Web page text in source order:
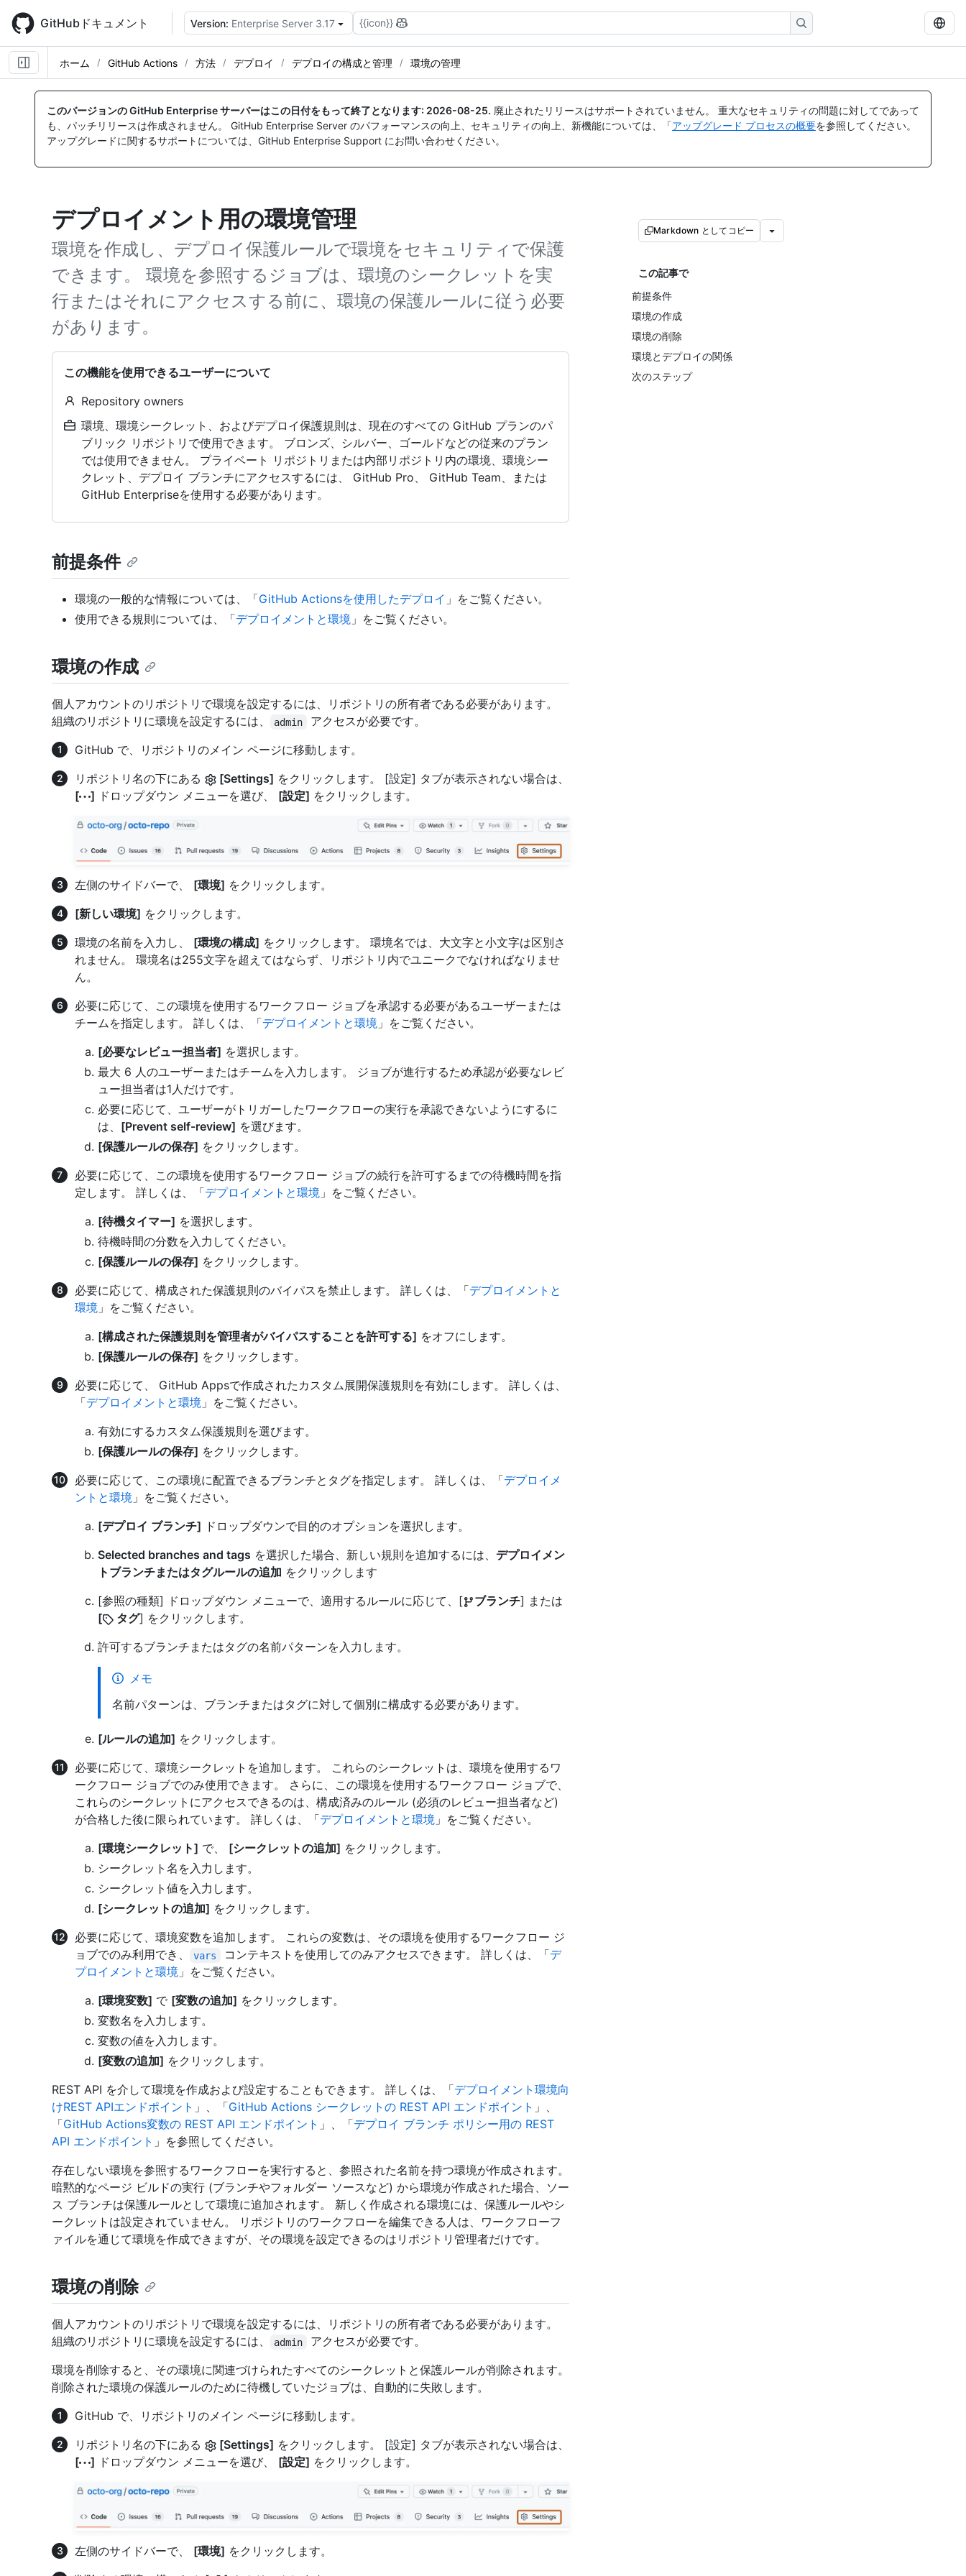
main
content
GitHubドキュメント Version: Enterprise Server 3.17 {{icon}}
ホーム GitHub Actions 方法 デプロイ デプロイの構成と管理 環境の管理
このバージョンの GitHub Enterprise サーバーはこの日付をもって終了となります: 2026-08-25. 廃止されたリリースはサポートされていません。 重大なセキュリティの問題に対してであって
も、パッチリリースは作成されません。 GitHub Enterprise Server のパフォーマンスの向上、セキュリティの向上、新機能については、「アップグレード プロセスの概要を参照してください。
アップグレードに関するサポートについては、GitHub Enterprise Support にお問い合わせください。
デプロイメント用の環境管理
環境を作成し、デプロイ保護ルールで環境をセキュリティで保護
できます。 環境を参照するジョブは、環境のシークレットを実
行またはそれにアクセスする前に、環境の保護ルールに従う必要
があります。
この機能を使用できるユーザーについて
Repository owners
環境、環境シークレット、およびデプロイ保護規則は、現在のすべての GitHub プランのパ
ブリック リポジトリで使用できます。 ブロンズ、シルバー、ゴールドなどの従来のプラン
では使用できません。 プライベート リポジトリまたは内部リポジトリ内の環境、環境シー
クレット、デプロイ ブランチにアクセスするには、 GitHub Pro、 GitHub Team、または
GitHub Enterpriseを使用する必要があります。
Markdown としてコピー
この記事で
前提条件
環境の作成
環境の削除
環境とデプロイの関係
次のステップ
前提条件
環境の一般的な情報については、「GitHub Actionsを使用したデプロイ 」をご覧ください。
使用できる規則については、「デプロイメントと環境 」をご覧ください。
環境の作成
個人アカウントのリポジトリで環境を設定するには、リポジトリの所有者である必要があります。
組織のリポジトリに環境を設定するには、
admin
アクセスが必要です。
GitHub で、リポジトリのメイン ページに移動します。
リポジトリ名の下にある
[Settings] をクリックします。 [設定] タブが表示されない場合は、
[
] ドロップダウン メニューを選び、 [設定] をクリックします。
左側のサイドバーで、 [環境] をクリックします。
[新しい環境] をクリックします。
環境の名前を入力し、 [環境の構成] をクリックします。 環境名では、大文字と小文字は区別さ
れません。 環境名は255文字を超えてはならず、リポジトリ内でユニークでなければなりませ
ん。
必要に応じて、この環境を使用するワークフロー ジョブを承認する必要があるユーザーまたは
チームを指定します。 詳しくは、「デプロイメントと環境 」をご覧ください。
[必要なレビュー担当者] を選択します。
最大 6 人のユーザーまたはチームを入力します。 ジョブが進行するため承認が必要なレビ
ュー担当者は1人だけです。
必要に応じて、ユーザーがトリガーしたワークフローの実行を承認できないようにするに
は、 [Prevent self-review] を選びます。
[保護ルールの保存] をクリックします。
必要に応じて、この環境を使用するワークフロー ジョブの続行を許可するまでの待機時間を指
定します。 詳しくは、「デプロイメントと環境 」をご覧ください。
[待機タイマー] を選択します。
待機時間の分数を入力してください。
[保護ルールの保存] をクリックします。
必要に応じて、構成された保護規則のバイパスを禁止します。 詳しくは、「デプロイメントと
環境 」をご覧ください。
[構成された保護規則を管理者がバイパスすることを許可する] をオフにします。
[保護ルールの保存] をクリックします。
必要に応じて、 GitHub Appsで作成されたカスタム展開保護規則を有効にします。 詳しくは、
「デプロイメントと環境 」をご覧ください。
有効にするカスタム保護規則を選びます。
[保護ルールの保存] をクリックします。
必要に応じて、この環境に配置できるブランチとタグを指定します。 詳しくは、「デプロイメ
ントと環境 」をご覧ください。
[デプロイ ブランチ] ドロップダウンで目的のオプションを選択します。
Selected branches and tags を選択した場合、新しい規則を追加するには、 デプロイメン
トブランチまたはタグルールの追加 をクリックします
[参照の種類] ドロップダウン メニューで、適用するルールに応じて、[
ブランチ] または
[
タグ] をクリックします。
許可するブランチまたはタグの名前パターンを入力します。
メモ
名前パターンは、ブランチまたはタグに対して個別に構成する必要があります。
[ルールの追加] をクリックします。
必要に応じて、環境シークレットを追加します。 これらのシークレットは、環境を使用するワ
ークフロー ジョブでのみ使用できます。 さらに、この環境を使用するワークフロー ジョブで、
これらのシークレットにアクセスできるのは、構成済みのルール (必須のレビュー担当者など)
が合格した後に限られています。 詳しくは、「デプロイメントと環境 」をご覧ください。
[環境シークレット] で、 [シークレットの追加] をクリックします。
シークレット名を入力します。
シークレット値を入力します。
[シークレットの追加] をクリックします。
必要に応じて、環境変数を追加します。 これらの変数は、その環境を使用するワークフロー ジ
ョブでのみ利用でき、
vars コンテキストを使用してのみアクセスできます。 詳しくは、「デ
プロイメントと環境 」をご覧ください。
[環境変数] で [変数の追加] をクリックします。
変数名を入力します。
変数の値を入力します。
[変数の追加] をクリックします。
REST API を介して環境を作成および設定することもできます。 詳しくは、「デプロイメント環境向
けREST APIエンドポイント 」、「GitHub Actions シークレットの REST API エンドポイント 」、
「GitHub Actions変数の REST API エンドポイント 」、「デプロイ ブランチ ポリシー用の REST
API エンドポイント 」を参照してください。
存在しない環境を参照するワークフローを実行すると、参照された名前を持つ環境が作成されます。
暗黙的なページ ビルドの実行 (ブランチやフォルダー ソースなど) から環境が作成された場合、ソー
ス ブランチは保護ルールとして環境に追加されます。 新しく作成される環境には、保護ルールやシ
ークレットは設定されていません。 リポジトリのワークフローを編集できる人は、ワークフローフ
ァイルを通じて環境を作成できますが、その環境を設定できるのはリポジトリ管理者だけです。
環境の削除
個人アカウントのリポジトリで環境を設定するには、リポジトリの所有者である必要があります。
組織のリポジトリに環境を設定するには、
admin
アクセスが必要です。
環境を削除すると、その環境に関連づけられたすべてのシークレットと保護ルールが削除されます。
削除された環境の保護ルールのために待機していたジョブは、自動的に失敗します。
GitHub で、リポジトリのメイン ページに移動します。
リポジトリ名の下にある
[Settings] をクリックします。 [設定] タブが表示されない場合は、
[
] ドロップダウン メニューを選び、 [設定] をクリックします。
左側のサイドバーで、 [環境] をクリックします。